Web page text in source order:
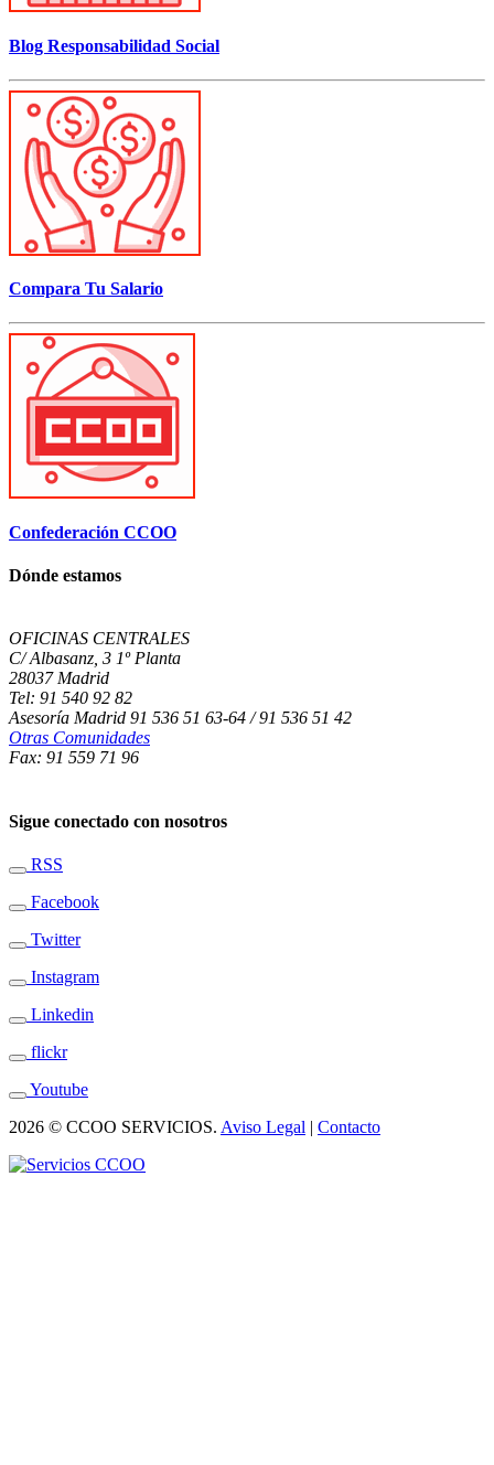
Blog Responsabilidad Social
Compara Tu Salario
Confederación CCOO
Dónde estamos
OFICINAS CENTRALES
C/ Albasanz, 3 1º Planta
28037 Madrid
Tel: 91 540 92 82
Asesoría Madrid 91 536 51 63-64 / 91 536 51 42
Otras Comunidades
Fax: 91 559 71 96
Sigue conectado con nosotros
RSS
Facebook
Twitter
Instagram
Linkedin
flickr
Youtube
2026 © CCOO SERVICIOS. Aviso Legal | Contacto